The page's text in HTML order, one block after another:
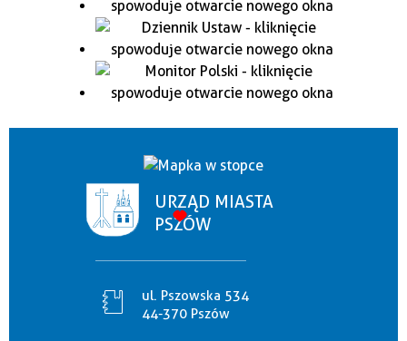
URZĄD MIASTA
PSZÓW
ul. Pszowska 534
44-370 Pszów